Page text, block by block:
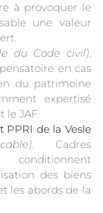
à provoquer le
une valeur
du Code civil).
en cas
du patrimoine
expertisé
le JAF.
de la Vesle
. Cadres
des biens
les abords de la